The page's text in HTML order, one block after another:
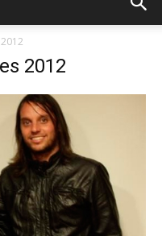
2012